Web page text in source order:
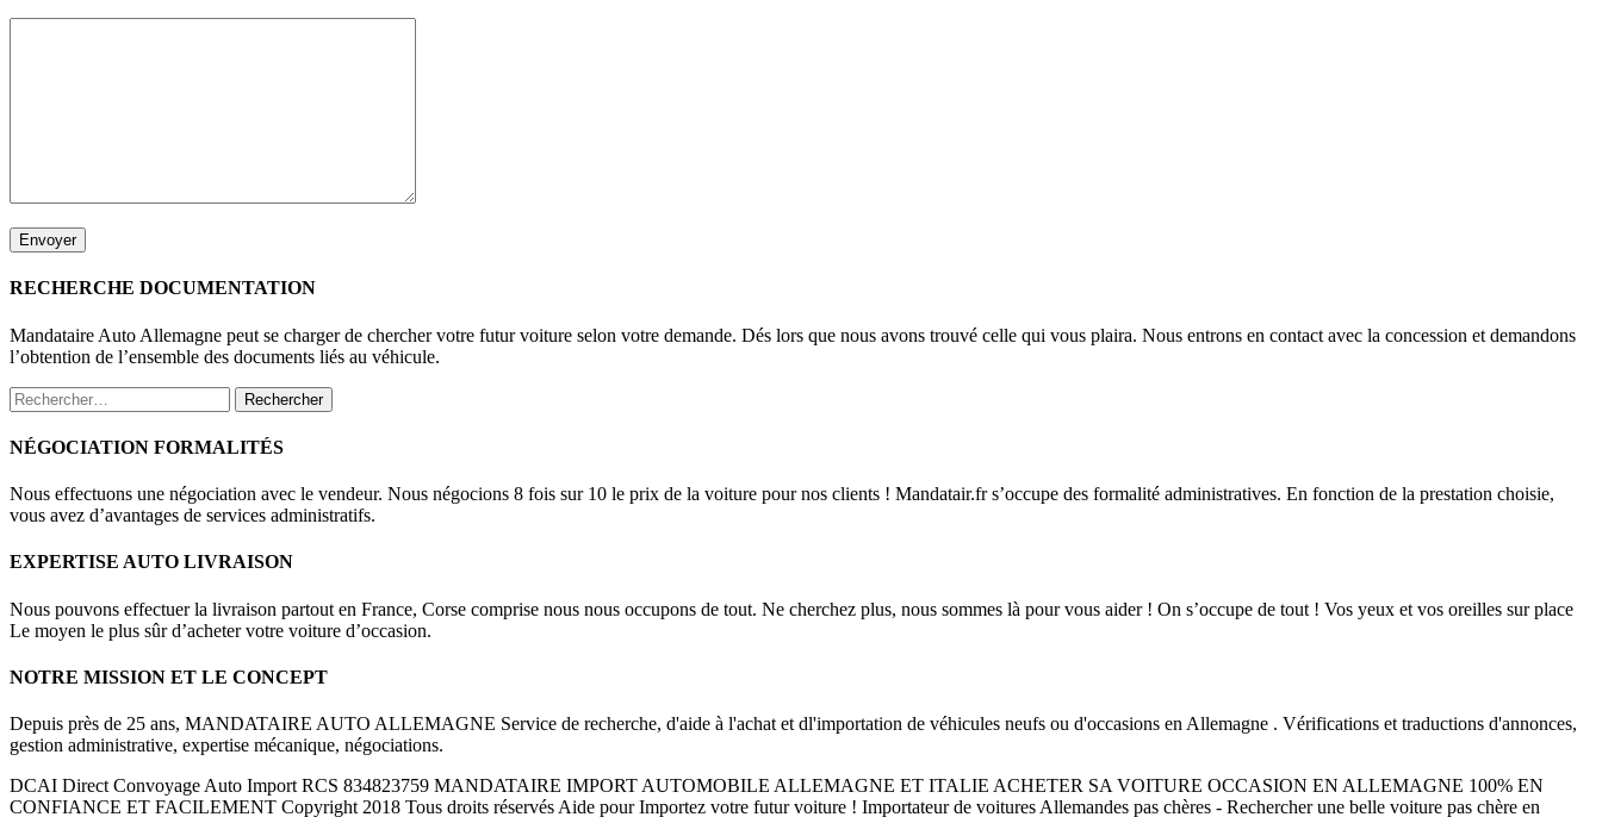
RECHERCHE DOCUMENTATION
Mandataire Auto Allemagne peut se charger de chercher votre futur voiture selon votre demande. Dés lors que nous avons trouvé celle qui vous plaira. Nous entrons en contact avec la concession et demandons
l’obtention de l’ensemble des documents liés au véhicule.
Rechercher :
NÉGOCIATION FORMALITÉS
Nous effectuons une négociation avec le vendeur. Nous négocions 8 fois sur 10 le prix de la voiture pour nos clients ! Mandatair.fr s’occupe des formalité administratives. En fonction de la prestation choisie,
vous avez d’avantages de services administratifs.
EXPERTISE AUTO LIVRAISON
Nous pouvons effectuer la livraison partout en France, Corse comprise nous nous occupons de tout. Ne cherchez plus, nous sommes là pour vous aider ! On s’occupe de tout ! Vos yeux et vos oreilles sur place
Le moyen le plus sûr d’acheter votre voiture d’occasion.
NOTRE MISSION ET LE CONCEPT
Depuis près de 25 ans, MANDATAIRE AUTO ALLEMAGNE Service de recherche, d'aide à l'achat et dl'importation de véhicules neufs ou d'occasions en Allemagne . Vérifications et traductions d'annonces,
gestion administrative, expertise mécanique, négociations.
DCAI Direct Convoyage Auto Import RCS 834823759 MANDATAIRE IMPORT AUTOMOBILE ALLEMAGNE ET ITALIE ACHETER SA VOITURE OCCASION EN ALLEMAGNE 100% EN
CONFIANCE ET FACILEMENT Copyright 2018 Tous droits réservés Aide pour Importez votre futur voiture ! Importateur de voitures Allemandes pas chères - Rechercher une belle voiture pas chère en